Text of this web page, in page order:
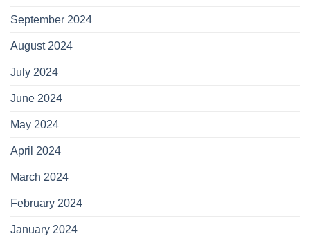
September 2024
August 2024
July 2024
June 2024
May 2024
April 2024
March 2024
February 2024
January 2024